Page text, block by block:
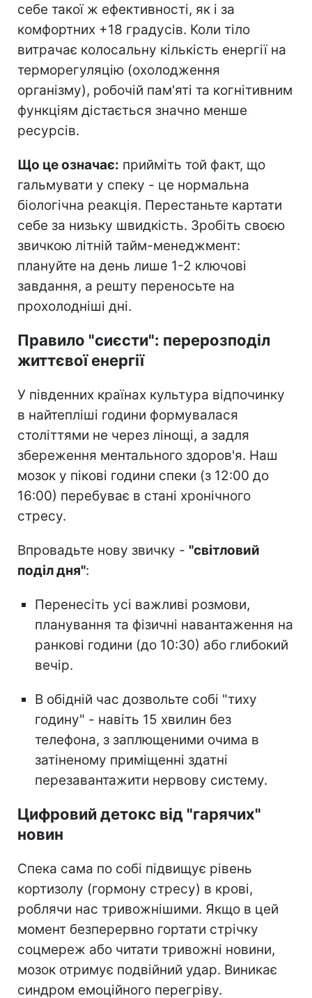
себе такої ж ефективності, як і за
комфортних +18 градусів. Коли тіло
витрачає колосальну кількість енергії на
терморегуляцію (охолодження
організму), робочій пам'яті та когнітивним
функціям дістається значно менше
ресурсів.
Що це означає: прийміть той факт, що
гальмувати у спеку - це нормальна
біологічна реакція. Перестаньте картати
себе за низьку швидкість. Зробіть своєю
звичкою літній тайм-менеджмент:
плануйте на день лише 1-2 ключові
завдання, а решту переносьте на
прохолодніші дні.
Правило "сиєсти": перерозподіл
життєвої енергії
У південних країнах культура відпочинку
в найтепліші години формувалася
століттями не через лінощі, а задля
збереження ментального здоров'я. Наш
мозок у пікові години спеки (з 12:00 до
16:00) перебуває в стані хронічного
стресу.
Впровадьте нову звичку - "світловий
поділ дня":
Перенесіть усі важливі розмови,
планування та фізичні навантаження на
ранкові години (до 10:30) або глибокий
вечір.
В обідній час дозвольте собі "тиху
годину" - навіть 15 хвилин без
телефона, з заплющеними очима в
затіненому приміщенні здатні
перезавантажити нервову систему.
Цифровий детокс від "гарячих"
новин
Спека сама по собі підвищує рівень
кортизолу (гормону стресу) в крові,
роблячи нас тривожнішими. Якщо в цей
момент безперервно гортати стрічку
соцмереж або читати тривожні новини,
мозок отримує подвійний удар. Виникає
синдром емоційного перегріву.